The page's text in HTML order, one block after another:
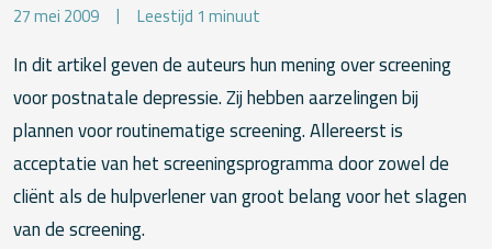
27 mei 2009 Leestijd 1 minuut
In dit artikel geven de auteurs hun mening over screening
voor postnatale depressie. Zij hebben aarzelingen bij
plannen voor routinematige screening. Allereerst is
acceptatie van het screeningsprogramma door zowel de
cliënt als de hulpverlener van groot belang voor het slagen
van de screening.